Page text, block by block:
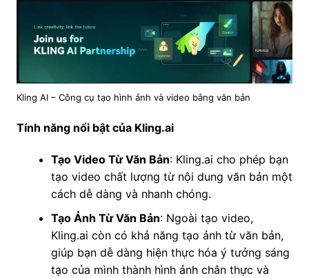
Kling AI – Công cụ tạo hình ảnh và video bằng văn bản
Tính năng nổi bật của Kling.ai
Tạo Video Từ Văn Bản: Kling.ai cho phép bạn
tạo video chất lượng từ nội dung văn bản một
cách dễ dàng và nhanh chóng.
Tạo Ảnh Từ Văn Bản: Ngoài tạo video,
Kling.ai còn có khả năng tạo ảnh từ văn bản,
giúp bạn dễ dàng hiện thực hóa ý tưởng sáng
tạo của mình thành hình ảnh chân thực và